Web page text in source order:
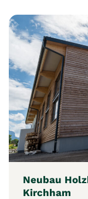
Neubau
Kirchham